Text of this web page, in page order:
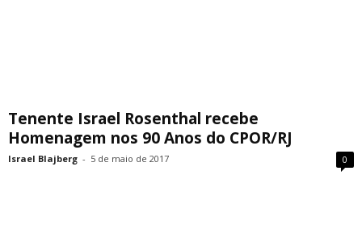
Tenente Israel Rosenthal recebe
Homenagem nos 90 Anos do CPOR/RJ
Israel Blajberg - 5 de maio de 2017 0